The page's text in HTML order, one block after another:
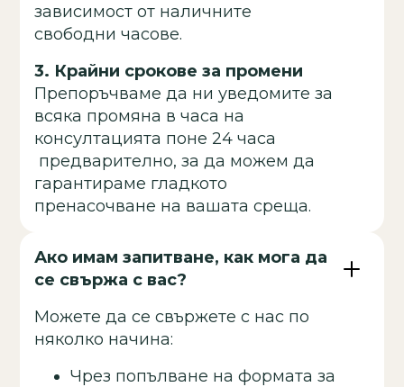
зависимост от наличните
свободни часове.
3. Крайни срокове за промени
Препоръчваме да ни уведомите за
всяка промяна в часа на
консултацията поне 24 часа
предварително, за да можем да
гарантираме гладкото
пренасочване на вашата среща.
Ако имам запитване, как мога да
се свържа с вас?
Можете да се свържете с нас по
няколко начина:
Чрез попълване на формата за